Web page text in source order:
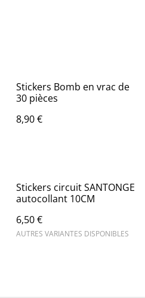
Stickers Bomb en vrac de
30 pièces
8,90 €
Stickers circuit SANTONGE
autocollant 10CM
6,50 €
AUTRES VARIANTES DISPONIBLES